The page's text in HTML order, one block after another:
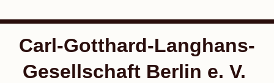
Carl-Gotthard-Langhans-
Gesellschaft Berlin e. V.